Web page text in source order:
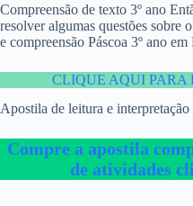
Compreensão de texto 3º ano
resolver algumas questões sobre
e compreensão Páscoa 3º ano em
CLIQUE AQUI PARA
Apostila de leitura e interpretação
Compre a apostila
de atividades